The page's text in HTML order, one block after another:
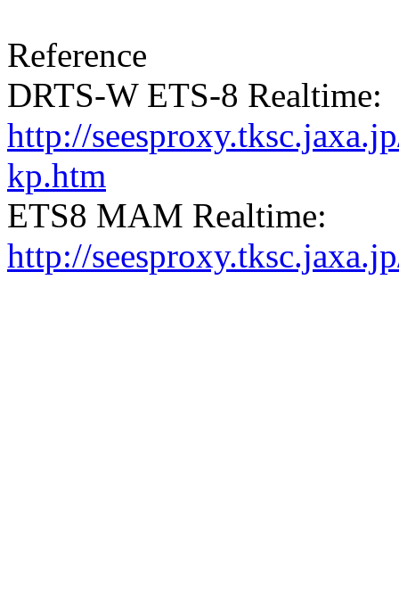
Reference
DRTS-W ETS-8 Realtime:
http://
kp.htm
ETS8 MAM Realtime:
http://